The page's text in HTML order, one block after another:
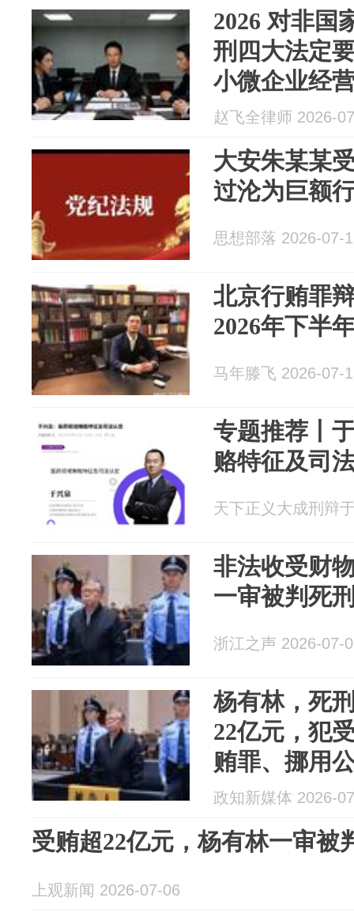
2026 对非国
刑四大法定
小微企业经
监禁刑补强
赵飞全律师 2026-
大安朱某某
过沦为巨额
思想部落 2026-07-
北京行贿罪
2026年下半
马年滕飞 2026-07-
专题推荐丨
赂特征及司
天下正义大成刑辩
非法收受财
一审被判死
浙江之声 2026-07-
杨有林，死
22亿元，犯
贿罪、挪用
罪、洗钱罪
劣，罪行极
政知新媒体 2026-
受贿超22亿元，杨有林一审被
上观新闻 2026-07-06